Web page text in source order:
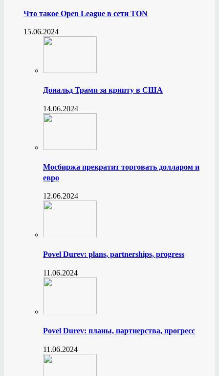
Что такое Open League в сети TON
15.06.2024
Дональд Трамп за крипту в США
14.06.2024
Мосбиржа прекратит торговать долларом и
евро
12.06.2024
Povel Durev: plans, partnerships, progress
11.06.2024
Povel Durev: планы, партнерства, прогресс
11.06.2024